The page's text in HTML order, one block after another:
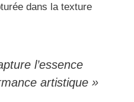
dans la texture
l’essence
artistique »